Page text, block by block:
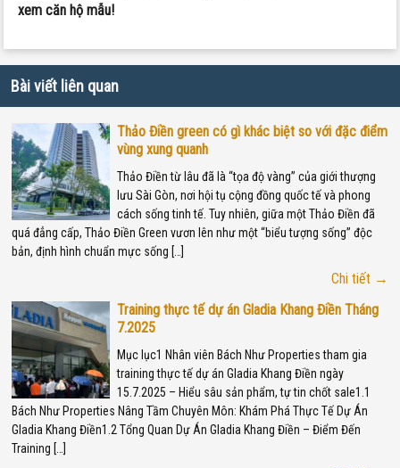
xem căn hộ mẫu!
Bài viết liên quan
Thảo Điền green có gì khác biệt so với đặc điểm
vùng xung quanh
Thảo Điền từ lâu đã là “tọa độ vàng” của giới thượng
lưu Sài Gòn, nơi hội tụ cộng đồng quốc tế và phong
cách sống tinh tế. Tuy nhiên, giữa một Thảo Điền đã
quá đẳng cấp, Thảo Điền Green vươn lên như một “biểu tượng sống” độc
bản, định hình chuẩn mực sống […]
Chi tiết →
Training thực tế dự án Gladia Khang Điền Tháng
7.2025
Mục lục1 Nhân viên Bách Như Properties tham gia
training thực tế dự án Gladia Khang Điền ngày
15.7.2025 – Hiểu sâu sản phẩm, tự tin chốt sale1.1
Bách Như Properties Nâng Tầm Chuyên Môn: Khám Phá Thực Tế Dự Án
Gladia Khang Điền1.2 Tổng Quan Dự Án Gladia Khang Điền – Điểm Đến
Training […]